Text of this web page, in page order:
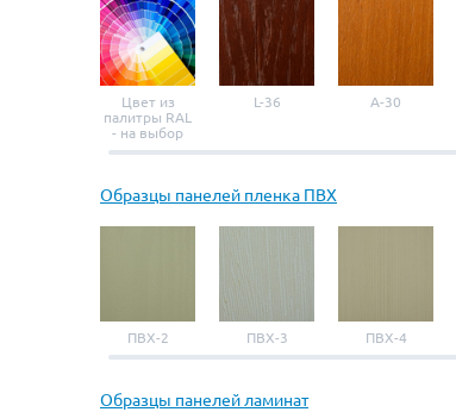
Цвет из
палитры RAL
- на выбор
L-36 A-30
Образцы панелей пленка ПВХ
ПВХ-2 ПВХ-3 ПВХ-4
Образцы панелей ламинат